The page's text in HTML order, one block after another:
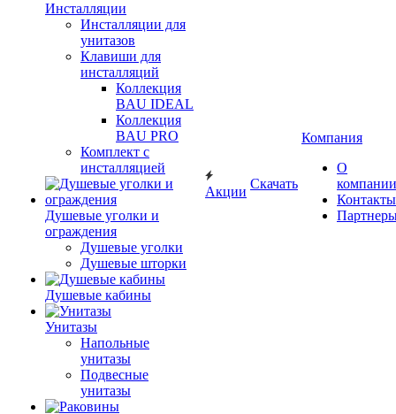
Инсталляции
Инсталляции для
унитазов
Клавиши для
инсталляций
Коллекция
BAU IDEAL
Коллекция
BAU PRO
Комплект с
инсталляцией
Душевые уголки и
ограждения
Душевые уголки
Душевые шторки
Душевые кабины
Унитазы
Напольные
унитазы
Подвесные
унитазы
Акции
Скачать
Компания
О
компании
Контакты